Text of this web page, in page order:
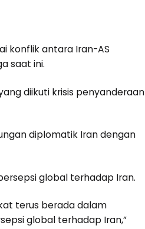
konflik antara Iran-AS
saat ini.
diikuti krisis penyanderaan
diplomatik Iran dengan
global terhadap Iran.
terus berada dalam
global terhadap Iran,”